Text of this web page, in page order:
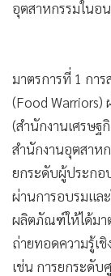
อุตสาหกรรมในอ
มาตรการที่ 1 กา
(Food Warriors)
(สำนักงานเศรษฐ
สำนักงานอุตสาห
ยกระดับผู้ประกอ
ผ่านการอบรมแล
ผลิตภัณฑ์ให้ได้มา
ถ่ายทอดความรู้เ
เช่น การยกระดับ